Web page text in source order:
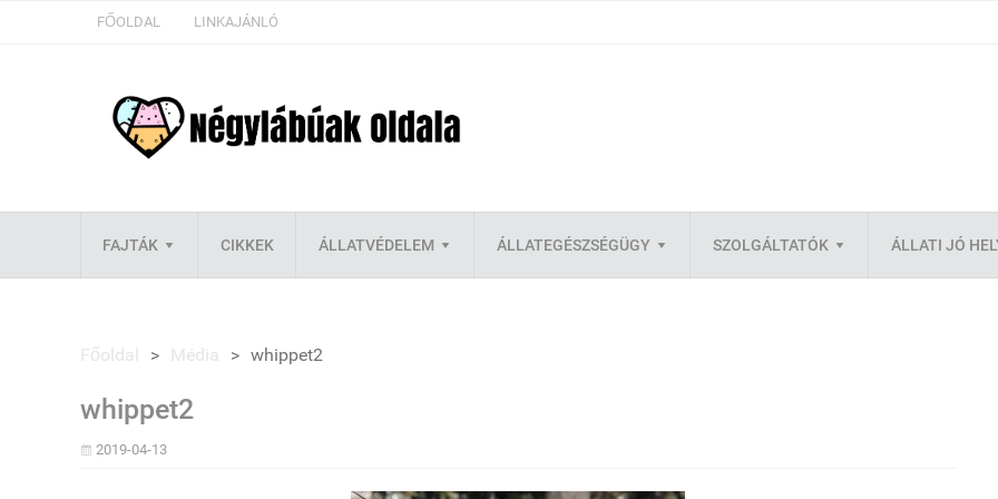
FŐOLDAL LINKAJÁNLÓ
FAJTÁK CIKKEK ÁLLATVÉDELEM ÁLLATEGÉSZSÉGÜGY SZOLGÁLTATÓK ÁLLATI JÓ
Főoldal > Média > whippet2
whippet2
2019-04-13